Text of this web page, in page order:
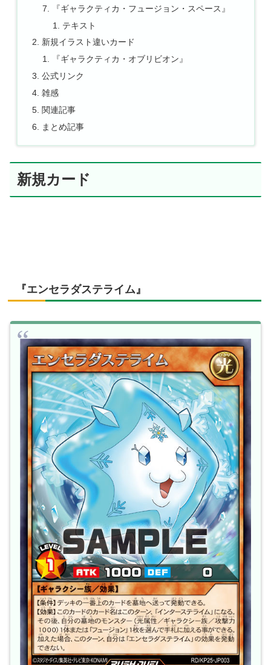
『ギャラクティカ・フュージョン・スペース』
テキスト
新規イラスト違いカード
『ギャラクティカ・オブリビオン』
公式リンク
雑感
関連記事
まとめ記事
新規カード
『エンセラダステライム』